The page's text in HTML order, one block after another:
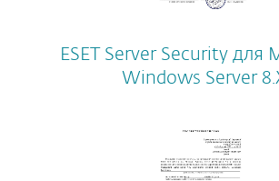
ESET Server Security для
Windows Server